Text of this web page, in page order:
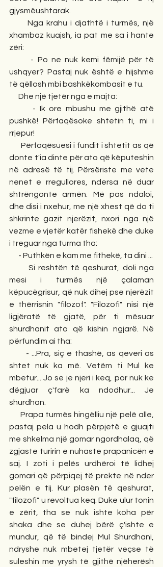
gjysmëushtarak.
Nga krahu i djathtë i turmës, një
xhambaz kuajsh, ia pat me sa i hante
zëri:
- Po ne nuk kemi fëmijë për të
ushqyer? Pastaj nuk është e hijshme
të qëllosh mbi bashkëkombasit e tu.
Dhe një tjetër nga e majta:
- Ik ore mbushu me gjithë atë
pushkë! Përfaqësoke shtetin ti, mi i
rrjepur!
Përfaqësuesi i fundit i shtetit as që
donte t'ia dinte për ato që këputeshin
në adresë të tij. Përsëriste me vete
nenet e rregullores, ndersa në duar
shtrëngonte armën. Më pas ndaloi,
dhe disi i nxehur, me një xhest që do ti
shkrinte gazit njerëzit, nxori nga një
vezme e vjetër katër fishekë dhe duke
i treguar nga turma tha:
- Puthkën e kam me fithekë, ta dini ...
Si reshtën të qeshurat, doli nga
mesi i turmës një çalaman
këpucëgrisur, që nuk dihej pse njerëzit
e thërrisnin "filozof". "Filozofi" nisi një
ligjëratë të gjatë, për ti mësuar
shurdhanit ato që kishin ngjarë. Në
përfundim ai tha:
- ...Pra, siç e thashë, as qeveri as
shtet nuk ka më. Vetëm ti Mul ke
mbetur... Jo se je njeri i keq, por nuk ke
dëgjuar ç'farë ka ndodhur... Je
shurdhan.
Prapa turmës hingëlliu një pelë alle,
pastaj pela u hodh përpjetë e gjuajti
me shkelma një gomar ngordhalaq, që
zgjaste turirin e nuhaste prapanicën e
saj. I zoti i pelës urdhëroi të lidhej
gomari që përpiqej të prekte në nder
pelën e tij. Kur plasën të qeshurat,
"filozofi" u revoltua keq. Duke ulur tonin
e zërit, tha se nuk ishte koha për
shaka dhe se duhej bërë ç'ishte e
mundur, që të bindej Mul Shurdhani,
ndryshe nuk mbetej tjetër veçse të
suleshin me yrysh të gjithë njëherësh